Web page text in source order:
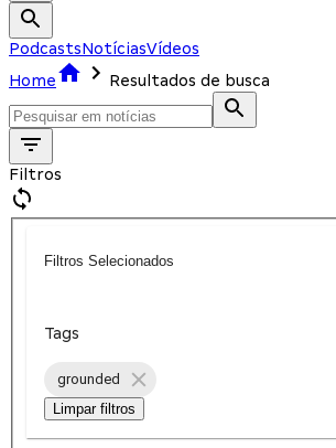
PodcastsNotíciasVídeos
Home
Resultados de busca
Filtros
Filtros Selecionados
Tags
grounded
Limpar filtros